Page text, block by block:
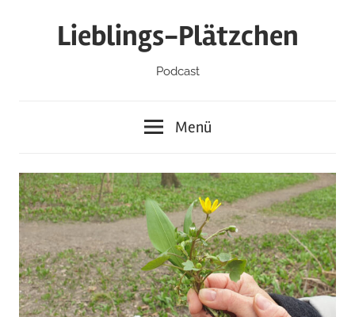
Lieblings-Plätzchen
Podcast
Menü